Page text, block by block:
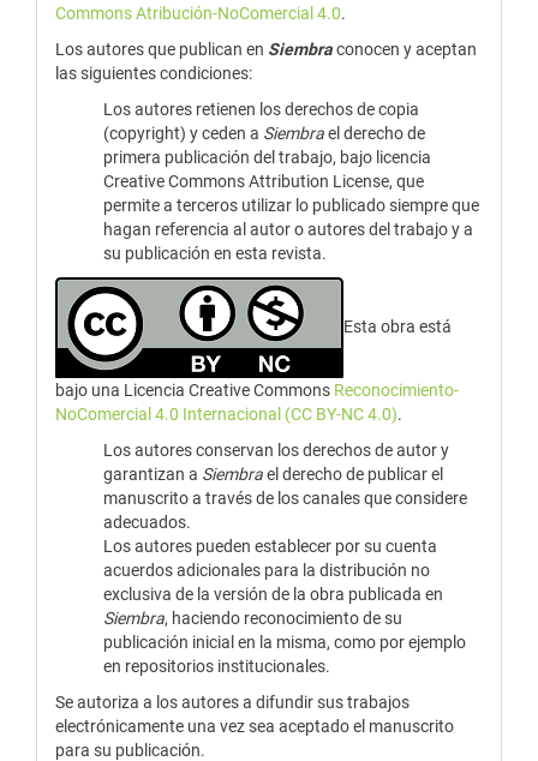
Commons Atribución-NoComercial 4.0.
Los autores que publican en Siembraconocen y aceptan
las siguientes condiciones:
Los autores retienen los derechos de copia
(copyright) y ceden a Siembrael derecho de
primera publicación del trabajo, bajo licencia
Creative Commons Attribution License, que
permite a terceros utilizar lo publicado siempre que
hagan referencia al autor o autores del trabajo y a
su publicación en esta revista.
Esta obra está
bajo una Licencia Creative Commons Reconocimiento-
NoComercial 4.0 Internacional (CC BY-NC 4.0).
Los autores conservan los derechos de autor y
garantizan a Siembrael derecho de publicar el
manuscrito a través de los canales que considere
adecuados.
Los autores pueden establecer por su cuenta
acuerdos adicionales para la distribución no
exclusiva de la versión de la obra publicada en
Siembra, haciendo reconocimiento de su
publicación inicial en la misma, como por ejemplo
en repositorios institucionales.
Se autoriza a los autores a difundir sus trabajos
electrónicamente una vez sea aceptado el manuscrito
para su publicación.